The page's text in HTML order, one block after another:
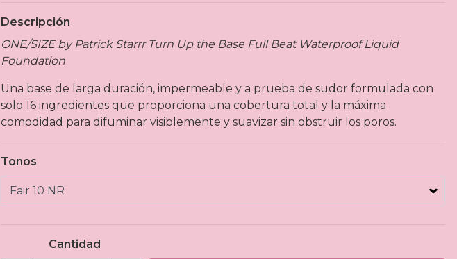
Descripción
ONE/SIZE by Patrick Starrr Turn Up the Base Full Beat Waterproof Liquid
Foundation
Una base de larga duración, impermeable y a prueba de sudor formulada con
solo 16 ingredientes que proporciona una cobertura total y la máxima
comodidad para difuminar visiblemente y suavizar sin obstruir los poros.
Tonos
Cantidad